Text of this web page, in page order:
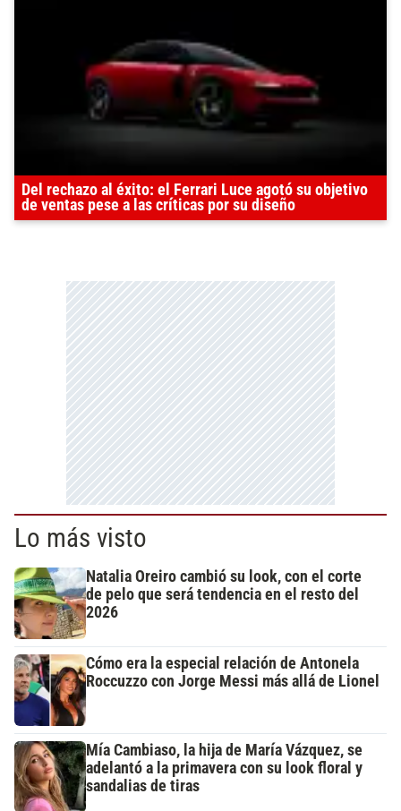
Del rechazo al éxito: el Ferrari Luce agotó su objetivo
de ventas pese a las críticas por su diseño
Lo más visto
Natalia Oreiro cambió su look, con el corte
de pelo que será tendencia en el resto del
2026
Cómo era la especial relación de Antonela
Roccuzzo con Jorge Messi más allá de Lionel
Mía Cambiaso, la hija de María Vázquez, se
adelantó a la primavera con su look floral y
sandalias de tiras